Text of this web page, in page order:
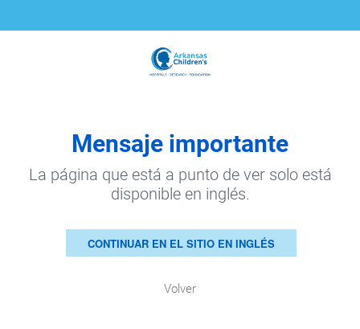
Mensaje importante
La página que está a punto de ver solo está
disponible en inglés.
CONTINUAR EN EL SITIO EN INGLÉS
Volver